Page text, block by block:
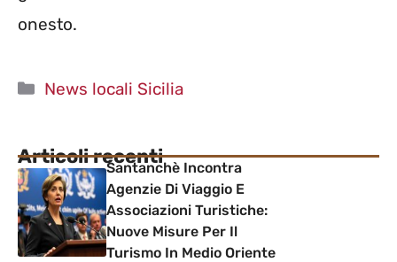
onesto.
Categorie
News locali Sicilia
Articoli recentiSantanchè Incontra
Agenzie Di Viaggio E
Associazioni Turistiche:
Nuove Misure Per Il
Turismo In Medio Oriente